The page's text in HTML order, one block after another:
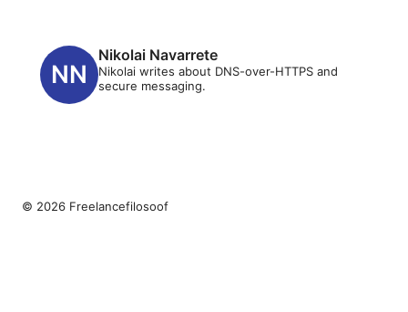
Nikolai Navarrete
Nikolai writes about DNS-over-HTTPS and
secure messaging.
© 2026 Freelancefilosoof